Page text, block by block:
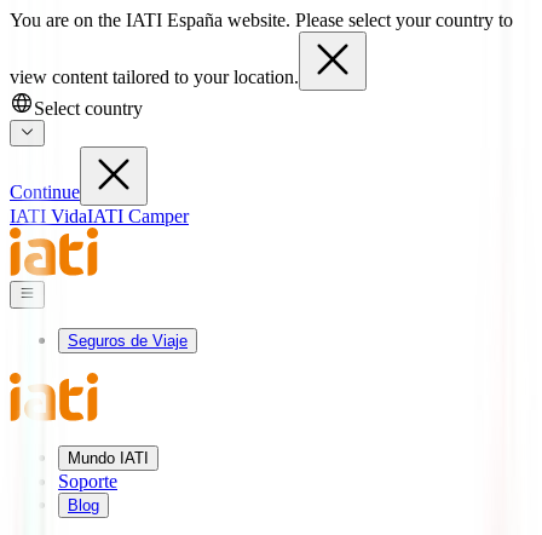
You are on the IATI España website. Please select your country to
view content tailored to your location.
Select country
Continue
IATI VidaIATI Camper
Seguros de Viaje
Mundo IATI
Soporte
Blog